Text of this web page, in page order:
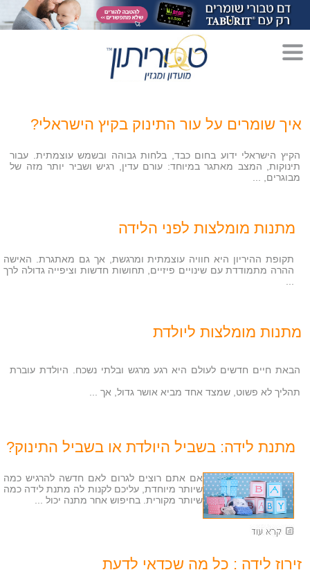
הריון»
לידה»
מתכונים לקטנטנים»
איך שומרים על עור התינוק בקיץ הישראלי?
הקיץ הישראלי ידוע בחום כבד, בלחות גבוהה ובשמש עוצמתית. עבור
תינוקות, המצב מאתגר במיוחד: עורם עדין, רגיש ושביר יותר מזה של
מבוגרים, ...
מתנות מומלצות לפני הלידה
תקופת ההיריון היא חוויה עוצמתית ומרגשת, אך גם מאתגרת. האישה
ההרה מתמודדת עם שינויים פיזיים, תחושות חדשות וציפייה גדולה לרך
מתנות מומלצות ליולדת
הבאת חיים חדשים לעולם היא רגע מרגש ובלתי נשכח. היולדת עוברת
תהליך לא פשוט, שמצד אחד מביא אושר גדול, אך ...
מתנת לידה: בשביל היולדת או בשביל התינוק?
אם אתם רוצים לגרום לאם חדשה להרגיש כמה
שיותר מיוחדת, עליכם לקנות לה מתנת לידה כמה
שיותר מקורית. בחיפוש אחר מתנה יכול ...
זירוז לידה : כל מה שכדאי לדעת